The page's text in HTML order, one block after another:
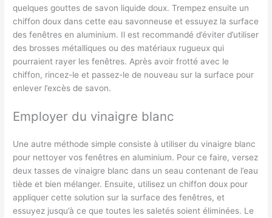
quelques gouttes de savon liquide doux. Trempez ensuite un
chiffon doux dans cette eau savonneuse et essuyez la surface
des fenêtres en aluminium. Il est recommandé d’éviter d’utiliser
des brosses métalliques ou des matériaux rugueux qui
pourraient rayer les fenêtres. Après avoir frotté avec le
chiffon, rincez-le et passez-le de nouveau sur la surface pour
enlever l’excès de savon.
Employer du vinaigre blanc
Une autre méthode simple consiste à utiliser du vinaigre blanc
pour nettoyer vos fenêtres en aluminium. Pour ce faire, versez
deux tasses de vinaigre blanc dans un seau contenant de l’eau
tiède et bien mélanger. Ensuite, utilisez un chiffon doux pour
appliquer cette solution sur la surface des fenêtres, et
essuyez jusqu’à ce que toutes les saletés soient éliminées. Le